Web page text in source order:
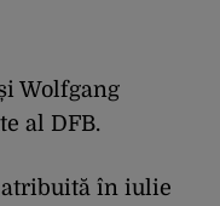
Wolfgang
al DFB.
atribuită în iulie